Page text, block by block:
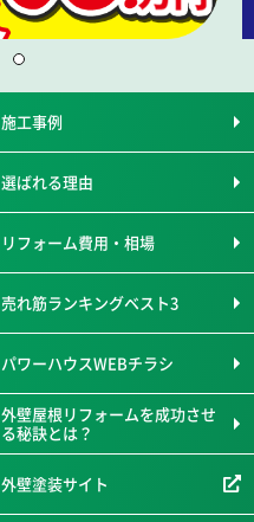
施工事例
選ばれる理由
リフォーム費用・相場
売れ筋ランキングベスト3
パワーハウスWEBチラシ
外壁屋根リフォームを成功させ
る秘訣とは？
外壁塗装サイト